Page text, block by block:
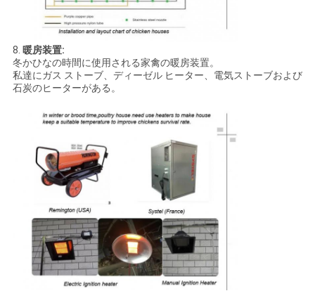
8. 暖房装置:
冬かひなの時間に使用される家禽の暖房装置。
私達にガス ストーブ、ディーゼル ヒーター、電気ストーブおよび
石炭のヒーターがある。